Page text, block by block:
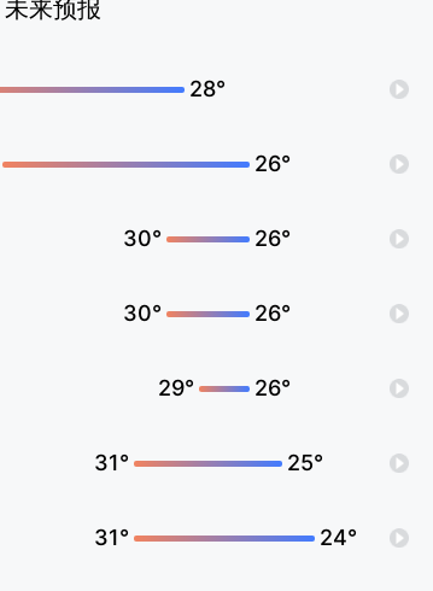
未来预报
28°
26°
30° 26°
30° 26°
29° 26°
31° 25°
31° 24°